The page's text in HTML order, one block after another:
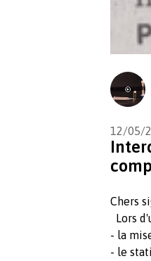
12/05/
Chers
Lors
- la
- le